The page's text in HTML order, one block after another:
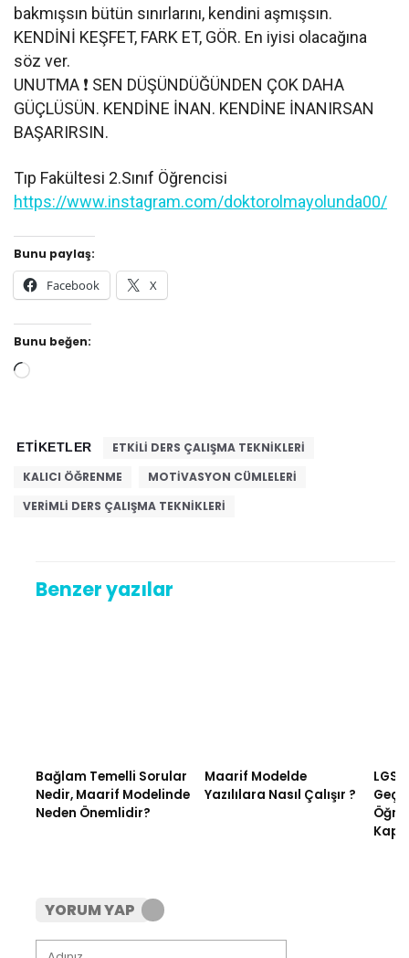
bakmışsın bütün sınırlarını, kendini aşmışsın.
KENDİNİ KEŞFET, FARK ET, GÖR. En iyisi olacağına
söz ver.
UNUTMA ❗️ SEN DÜŞÜNDÜĞÜNDEN ÇOK DAHA
GÜÇLÜSÜN. KENDİNE İNAN. KENDİNE İNANIRSAN
BAŞARIRSIN.
Tıp Fakültesi 2.Sınıf Öğrencisi
https://www.instagram.com/doktorolmayolunda00/
Bunu paylaş:
Facebook X
Bunu beğen:
ETIKETLER
ETKILI DERS ÇALIŞMA TEKNIKLERI
KALICI ÖĞRENME
MOTIVASYON CÜMLELERI
VERIMLI DERS ÇALIŞMA TEKNIKLERI
Benzer yazılar
Bağlam Temelli Sorular
Nedir, Maarif Modelinde
Neden Önemlidir?
Maarif Modelde
Yazılılara Nasıl Çalışır ?
LGS
YORUM YAP